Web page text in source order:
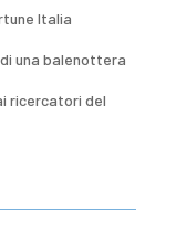
Italia
di una balenottera
ricercatori del